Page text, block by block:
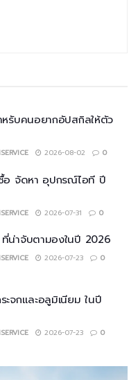
หรับคนอยากอัปสกิลให้ตัว
2026-08-02 0
อ จัดหา อุปกรณ์ไอที ปี
2026-07-31 0
น่าจับตามองในปี 2026
2026-07-23 0
จกและอลูมิเนียม ในปี
2026-07-23 0